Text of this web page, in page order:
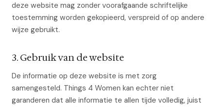
deze website mag zonder voorafgaande schriftelijke
toestemming worden gekopieerd, verspreid of op andere
wijze gebruikt.
3. Gebruik van de website
De informatie op deze website is met zorg
samengesteld. Things 4 Women kan echter niet
garanderen dat alle informatie te allen tijde volledig, juist